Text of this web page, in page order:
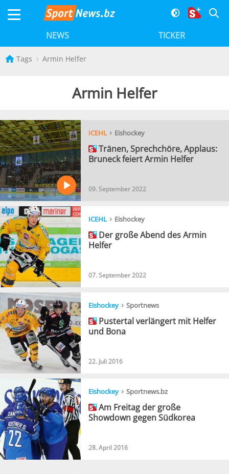
NEWS TICKER
Tags Armin Helfer
Armin Helfer
ICEHL › Eishockey
Tränen, Sprechchöre, Applaus:
Bruneck feiert Armin Helfer
09. September 2022
ICEHL › Eishockey
Der große Abend des Armin
Helfer
07. September 2022
Eishockey › Sportnews
Pustertal verlängert mit Helfer
und Bona
22. Juli 2016
Eishockey › Sportnews.bz
Am Freitag der große
Showdown gegen Südkorea
28. April 2016